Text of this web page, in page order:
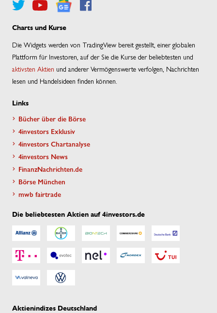
Charts und Kurse
Die Widgets werden von TradingView bereit gestellt, einer globalen
Plattform für Investoren, auf der Sie die Kurse der beliebtesten und
aktivsten Aktien und anderer Vermögenswerte verfolgen, Nachrichten
lesen und Handelsideen finden können.
Links
Bücher über die Börse
4investors Exklusiv
4investors Chartanalyse
4investors News
FinanzNachrichten.de
Börse München
mwb fairtrade
Die beliebtesten Aktien auf 4investors.de
Aktienindizes Deutschland